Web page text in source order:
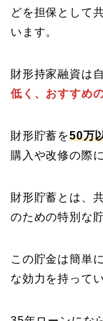
どを担保として
います。
財形持家融資は
低く、おすすめ
財形貯蓄を50万
購入や改修の際
財形貯蓄とは、
のための特別な
この貯金は簡単
な効力を持って